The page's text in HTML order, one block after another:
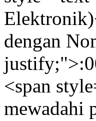
dengan
<span
mewadahi